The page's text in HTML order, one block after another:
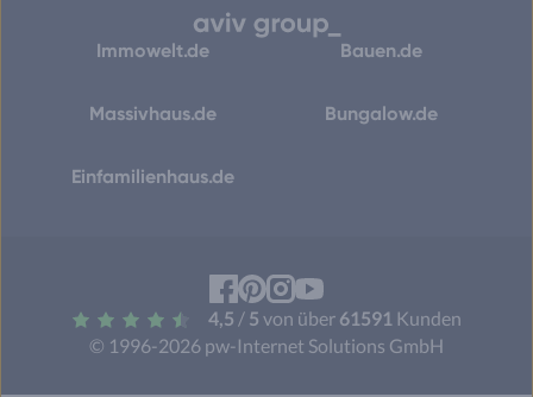
Immowelt.de Bauen.de
Massivhaus.de Bungalow.de
Einfamilienhaus.de
© 1996-2026 pw-Internet Solutions GmbH
4,5 / 5 von über 61591 Kunden
Facebook
Pinterest
Instagram